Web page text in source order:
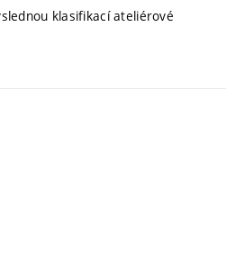
klasifikací ateliérové